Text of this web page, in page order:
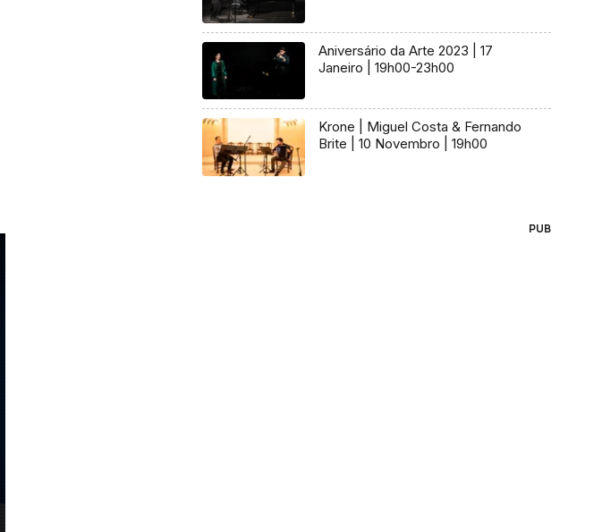
Aniversário da Arte 2023 | 17
Janeiro | 19h00-23h00
Krone | Miguel Costa & Fernando
Brite | 10 Novembro | 19h00
PUB